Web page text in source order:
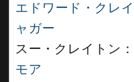
エドワード・クレ
ャガー
スー・クレイトン：
モア